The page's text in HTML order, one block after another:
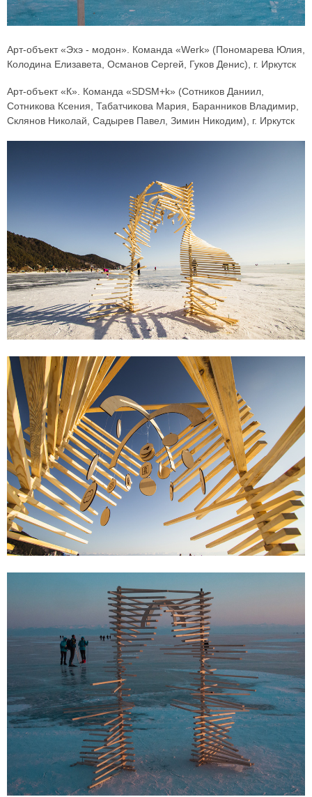
Арт-объект «Эхэ - модон». Команда «Werk» (Пономарева Юлия,
Колодина Елизавета, Османов Сергей, Гуков Денис), г. Иркутск
Арт-объект «К». Команда «SDSM+k» (Сотников Даниил,
Сотникова Ксения, Табатчикова Мария, Баранников Владимир,
Склянов Николай, Садырев Павел, Зимин Никодим), г. Иркутск